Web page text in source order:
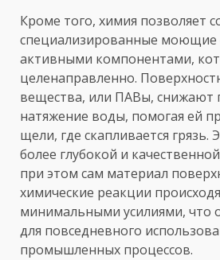
Кроме того, химия позволяет
специализированные моющие
активными компонентами,
целенаправленно.
вещества, или ПАВы, снижают
натяжение воды, помогая ей
щели, где скапливается грязь.
более глубокой и
при этом сам материал
химические реакции
минимальными усилиями, что
для повседневного
промышленных процессов.